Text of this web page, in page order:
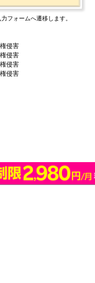
力フォームへ遷移します。
侵害
侵害
侵害
侵害